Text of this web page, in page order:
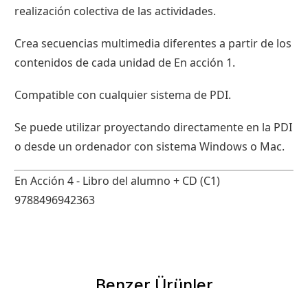
realización colectiva de las actividades.
Crea secuencias multimedia diferentes a partir de los
contenidos de cada unidad de En acción 1.
Compatible con cualquier sistema de PDI.
Se puede utilizar proyectando directamente en la PDI
o desde un ordenador con sistema Windows o Mac.
En Acción 4 - Libro del alumno + CD (C1)
9788496942363